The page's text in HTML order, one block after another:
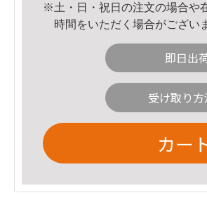
※土・日・祝日の注文の場合や
時間をいただく場合がござい
即日出
受け取り
カー